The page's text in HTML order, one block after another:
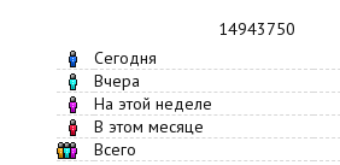
14943750
Сегодня
Вчера
На этой неделе
В этом месяце
Всего